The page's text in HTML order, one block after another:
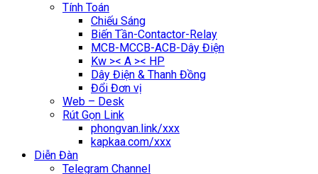
Tính Toán
Chiếu Sáng
Biến Tần-Contactor-Relay
MCB-MCCB-ACB-Dây Điện
Kw >< A >< HP
Dây Điện & Thanh Đồng
Đổi Đơn vị
Web – Desk
Rút Gọn Link
phongvan.link/xxx
kapkaa.com/xxx
Diễn Đàn
Telegram Channel